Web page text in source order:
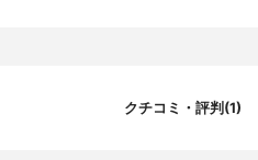
クチコミ・評判(1)